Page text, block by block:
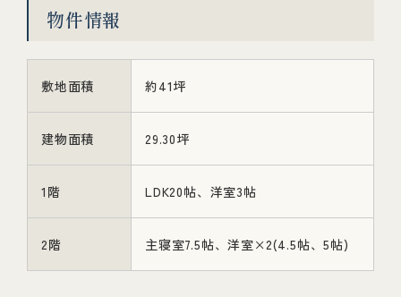
物件情報
敷地面積 約41坪
建物面積 29.30坪
1階 LDK20帖、洋室3帖
2階 主寝室7.5帖、洋室×2(4.5帖、5帖)